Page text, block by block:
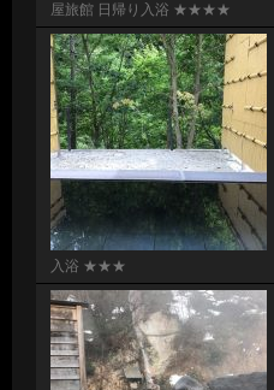
屋旅館 日帰り入浴 ★★★★
入浴 ★★★